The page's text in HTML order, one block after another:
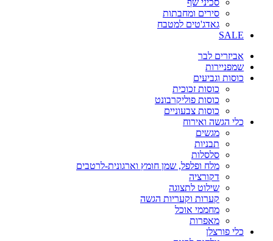
סכיני שף
סירים ומחבתות
גאדג'טים למטבח
SALE
אביזרים לבר
שמפניירות
כוסות וגביעים
כוסות זכוכית
כוסות פוליקרבונט
כוסות צבעוניים
כלי הגשה ואירוח
מגשים
תבניות
סלסלות
מלח ופלפל, שמן חומץ וארגונית-לרטבים
דקורציה
שילוט לתצוגה
קערות וקעריות הגשה
מחממי אוכל
מאפרות
כלי פורצלן